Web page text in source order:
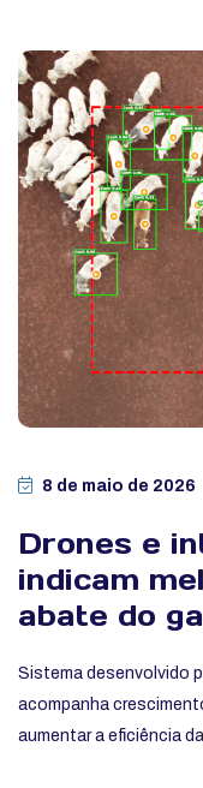
8 de maio de 2026
Drones e
indicam
abate do
Sistema desenvolvido
acompanha
aumentar a eficiência